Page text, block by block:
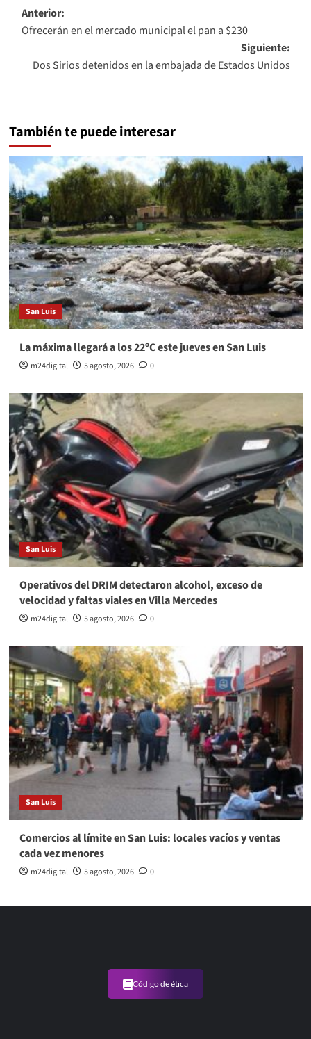
Navegación
de
entradas
Anterior:
Ofrecerán en el mercado municipal el pan a $230
Siguiente:
Dos Sirios detenidos en la embajada de Estados Unidos
También te puede interesar
San Luis
La máxima llegará a los 22ºC este jueves en San Luis
m24digital 5 agosto, 2026 0
San Luis
Operativos del DRIM detectaron alcohol, exceso de
velocidad y faltas viales en Villa Mercedes
m24digital 5 agosto, 2026 0
San Luis
Comercios al límite en San Luis: locales vacíos y ventas
cada vez menores
m24digital 5 agosto, 2026 0
Código de ética